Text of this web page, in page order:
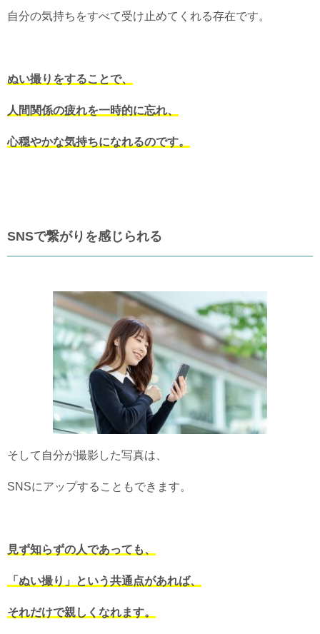
自分の気持ちをすべて受け止めてくれる存在です。
ぬい撮りをすることで、
人間関係の疲れを一時的に忘れ、
心穏やかな気持ちになれるのです。
SNSで繋がりを感じられる
そして自分が撮影した写真は、
SNSにアップすることもできます。
見ず知らずの人であっても、
「ぬい撮り」という共通点があれば、
それだけで親しくなれます。